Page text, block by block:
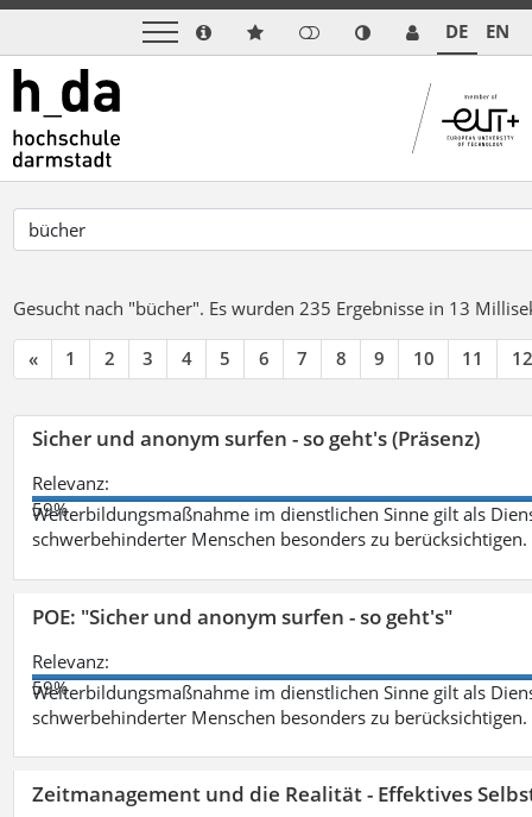
DE EN
Gesucht nach "bücher". Es wurden 235 Ergebnisse in 13
« 1 2 3 4 5 6 7 8 9 10 11 12
Sicher und anonym surfen - so geht's (Präsenz)
Relevanz:
59%
Weiterbildungsmaßnahme im dienstlichen Sinne gilt als
schwerbehinderter Menschen besonders zu berücksichtigen.
POE: "Sicher und anonym surfen - so geht's"
Relevanz:
59%
Weiterbildungsmaßnahme im dienstlichen Sinne gilt als
schwerbehinderter Menschen besonders zu berücksichtigen.
Zeitmanagement und die Realität - Effektives